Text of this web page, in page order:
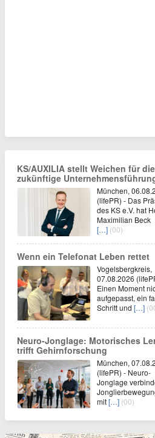
KS/AUXILIA stellt Weichen für die
zukünftige
München,
(lifePR) - Das
des KS e.V. hat
Maximilian Beck
[…] (00)
Wenn ein Telefonat Leben rettet
Vogelsbergkreis,
07.08.2026
Einen Moment
aufgepasst, ein
Schritt und […]
Neuro-Jonglage: Motorisches
trifft Gehirnforschung
München,
(lifePR) - Neuro-
Jonglage
mit[…] (00)